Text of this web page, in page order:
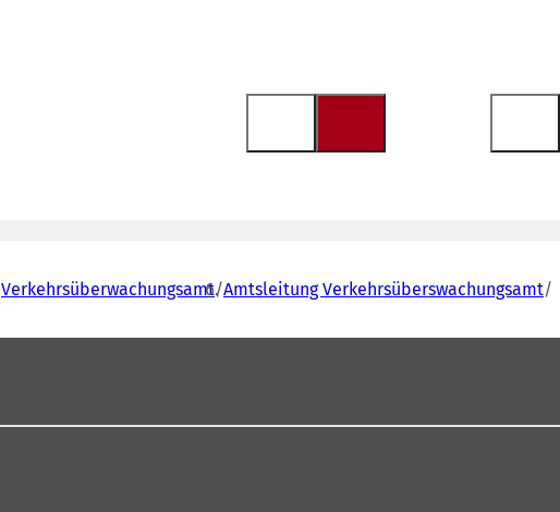
Verkehrsüberwachungsamt Amtsleitung Verkehrsüberswachungsamt